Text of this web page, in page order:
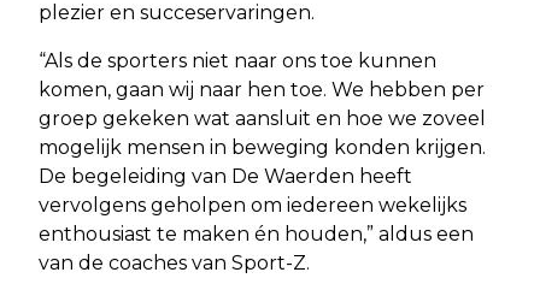
plezier en succeservaringen.
“Als de sporters niet naar ons toe kunnen
komen, gaan wij naar hen toe. We hebben per
groep gekeken wat aansluit en hoe we zoveel
mogelijk mensen in beweging konden krijgen.
De begeleiding van De Waerden heeft
vervolgens geholpen om iedereen wekelijks
enthousiast te maken én houden,” aldus een
van de coaches van Sport-Z.